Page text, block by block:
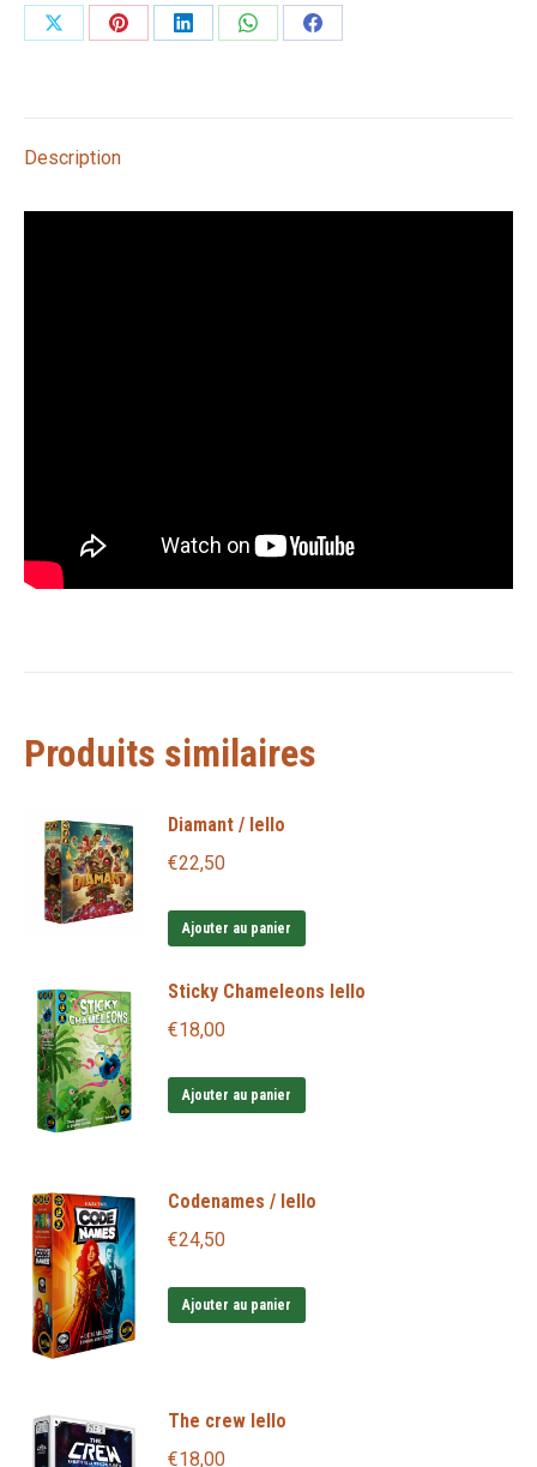
PartagerPartagerPartagerPartagerPartager
Description
Produits similaires
Diamant / Iello
€22,50
Ajouter au panier
Sticky Chameleons Iello
€18,00
Ajouter au panier
Codenames / Iello
€24,50
Ajouter au panier
The crew Iello
€18,00